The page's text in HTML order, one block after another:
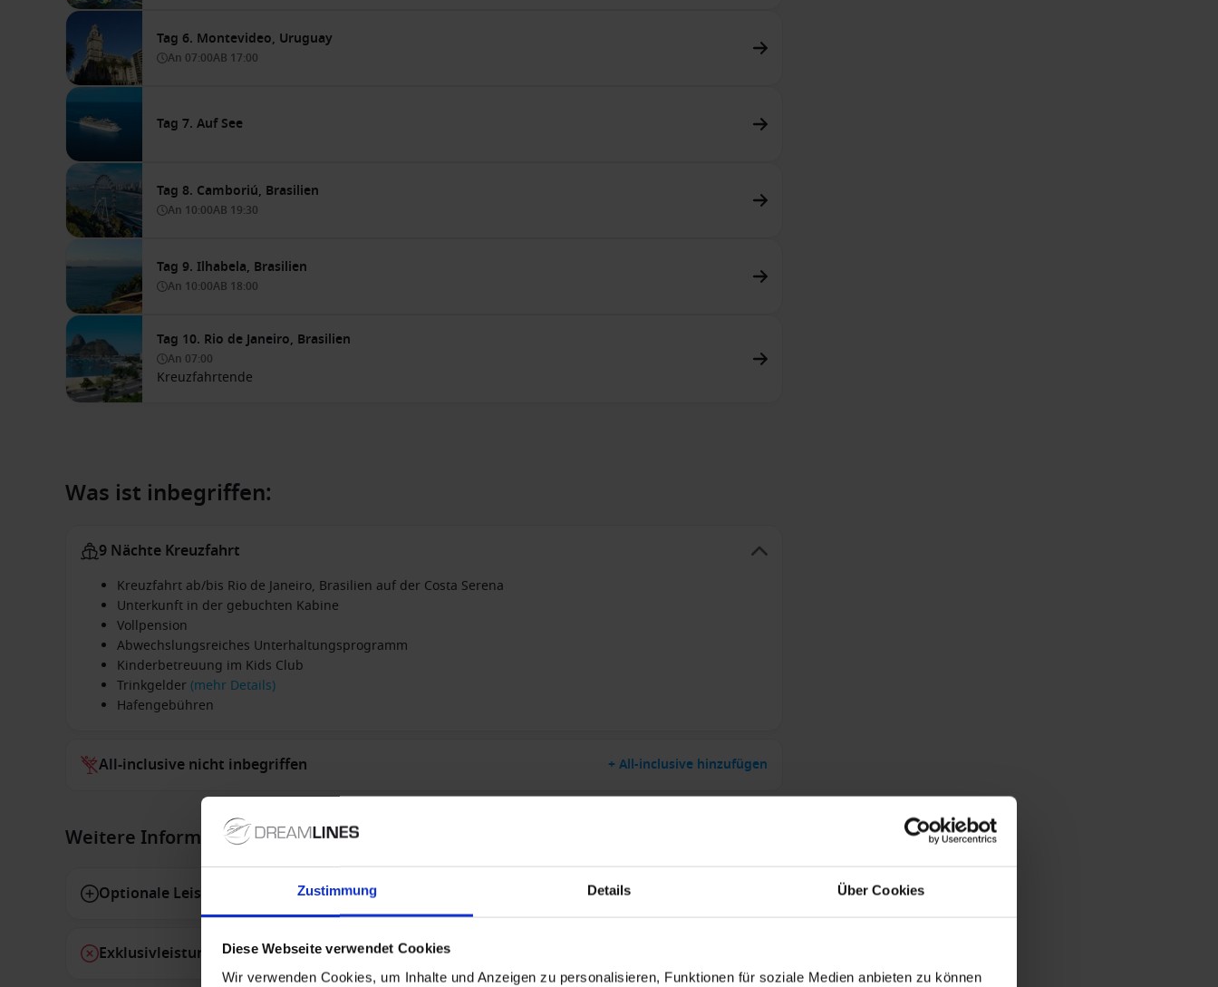
Zustimmung Details Über Cookies
Diese Webseite verwendet Cookies
Wir verwenden Cookies, um Inhalte und Anzeigen zu personalisieren, Funktionen für soziale Medien anbieten zu können
Tag 6. Montevideo, Uruguay
An 07:00AB 17:00
Tag 7. Auf See
Tag 8. Camboriú, Brasilien
An 10:00AB 19:30
Tag 9. Ilhabela, Brasilien
An 10:00AB 18:00
Tag 10. Rio de Janeiro, Brasilien
An 07:00
Kreuzfahrtende
Was ist inbegriffen:
9 Nächte Kreuzfahrt
Kreuzfahrt ab/bis Rio de Janeiro, Brasilien auf der Costa Serena
Unterkunft in der gebuchten Kabine
Vollpension
Abwechslungsreiches Unterhaltungsprogramm
Kinderbetreuung im Kids Club
Trinkgelder(mehr Details)
Hafengebühren
All-inclusive nicht inbegriffen + All-inclusive hinzufügen
Weitere Informationen
Optionale Leistungen
Exklusivleistungen